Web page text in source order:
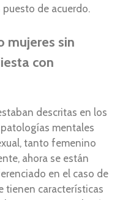
de acuerdo.
mujeres sin
con
descritas en los
mentales
tanto femenino
ahora se están
en el caso de
tienen características